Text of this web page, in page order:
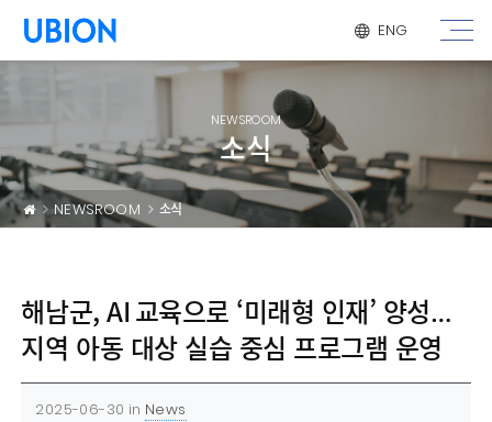
메뉴 건너 뛰기
ENG
NEWSROOM
소식
NEWSROOM 소식
해남군, AI 교육으로 ‘미래형 인재’ 양성…
지역 아동 대상 실습 중심 프로그램 운영
2025-06-30 in News